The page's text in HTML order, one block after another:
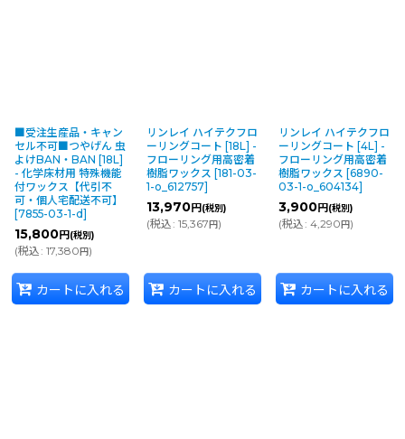
■受注生産品・キャン
セル不可■つやげん 虫
よけBAN・BAN [18L]
- 化学床材用 特殊機能
付ワックス【代引不
可・個人宅配送不可】
[7855-03-1-d]
15,800円 (税別)
(税込: 17,380円)
カートに入れる
リンレイ ハイテクフロ
ーリングコート [18L] -
フローリング用高密着
樹脂ワックス [181-03-
1-o_612757]
13,970円 (税別)
(税込: 15,367円)
カートに入れる
リンレイ ハイテクフロ
ーリングコート [4L] -
フローリング用高密着
樹脂ワックス [6890-
03-1-o_604134]
3,900円 (税別)
(税込: 4,290円)
カートに入れる